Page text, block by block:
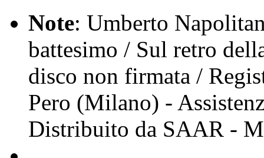
Note: Umberto
battesimo / Sul retro
disco non firmata /
Pero (Milano) -
Distribuito da SAAR -